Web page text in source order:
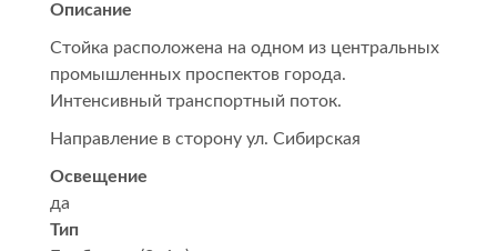
Описание
Стойка расположена на одном из центральных
промышленных проспектов города.
Интенсивный транспортный поток.
Направление в cторону ул. Сибирская
Освещение
да
Тип